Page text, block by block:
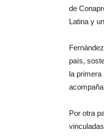
de
Latina y
país,
la
Por otra